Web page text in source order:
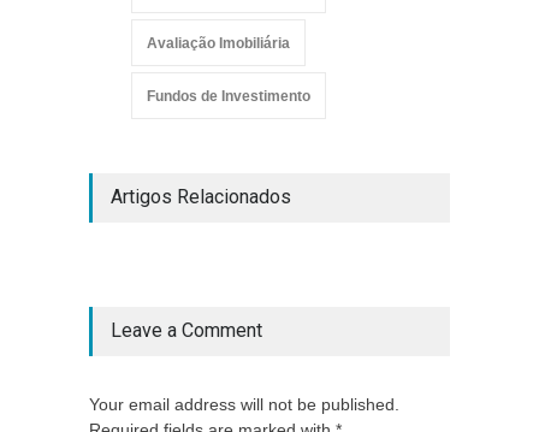
Avaliação Imobiliária
Fundos de Investimento
Artigos Relacionados
Leave a Comment
Your email address will not be published.